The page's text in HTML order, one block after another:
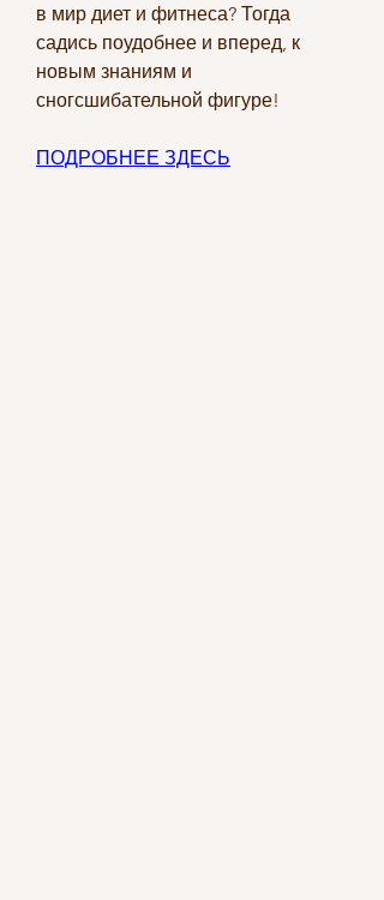
в мир диет и фитнеса? Тогда
садись поудобнее и вперед, к
новым знаниям и
сногсшибательной фигуре!
ПОДРОБНЕЕ ЗДЕСЬ